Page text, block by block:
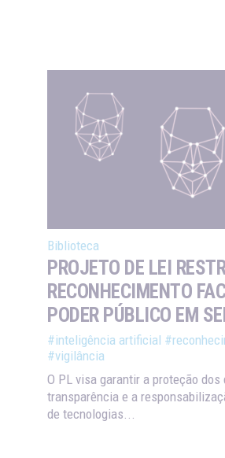
Biblioteca
PROJETO DE LEI
RECONHECIMENTO
PODER PÚBLICO EM
#inteligência artificial
#vigilância
O PL visa garantir a proteção
transparência e a
de tecnologias...